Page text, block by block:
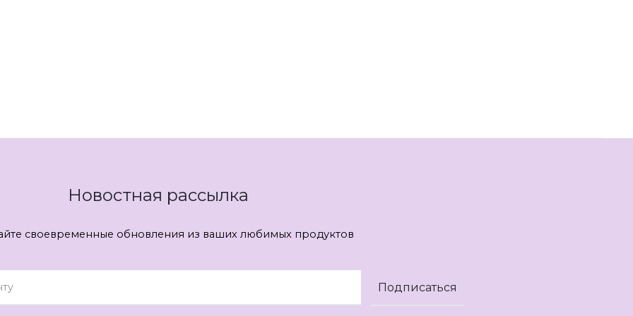
Новостная рассылка
своевременные обновления из ваших любимых продуктов